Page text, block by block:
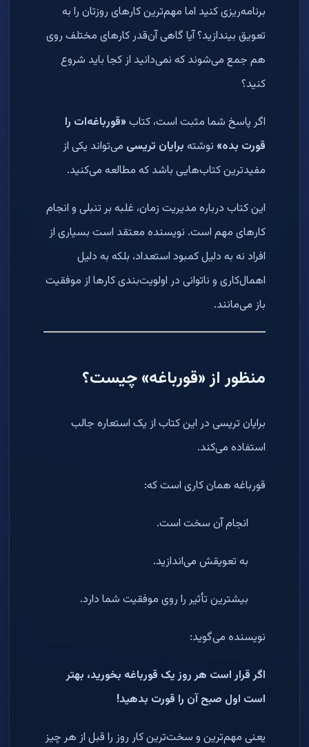
برنامه‌ریزی کنید اما مهم‌ترین کارهای روزتان را به
تعویق بیندازید؟ آیا گاهی آن‌قدر کارهای مختلف روی
هم جمع می‌شوند که نمی‌دانید از کجا باید شروع
کنید؟
اگر پاسخ شما مثبت است، کتاب «قورباغه‌ات را
قورت بده» نوشته برایان تریسی می‌تواند یکی از
مفیدترین کتاب‌هایی باشد که مطالعه می‌کنید.
این کتاب درباره مدیریت زمان، غلبه بر تنبلی و انجام
کارهای مهم است. نویسنده معتقد است بسیاری از
افراد نه به دلیل کمبود استعداد، بلکه به دلیل
اهمال‌کاری و ناتوانی در اولویت‌بندی کارها از موفقیت
باز می‌مانند.
منظور از «قورباغه» چیست؟
برایان تریسی در این کتاب از یک استعاره جالب
استفاده می‌کند.
قورباغه همان کاری است که:
انجام آن سخت است.
به تعویقش می‌اندازید.
بیشترین تأثیر را روی موفقیت شما دارد.
نویسنده می‌گوید:
اگر قرار است هر روز یک قورباغه بخورید، بهتر
است اول صبح آن را قورت بدهید!
یعنی مهم‌ترین و سخت‌ترین کار روز را قبل از هر چیز